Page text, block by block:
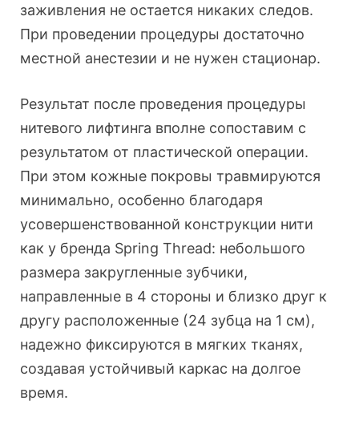
заживления не остается никаких следов.
При проведении процедуры достаточно
местной анестезии и не нужен стационар.
Результат после проведения процедуры
нитевого лифтинга вполне сопоставим с
результатом от пластической операции.
При этом кожные покровы травмируются
минимально, особенно благодаря
усовершенствованной конструкции нити
как у бренда Spring Thread: небольшого
размера закругленные зубчики,
направленные в 4 стороны и близко друг к
другу расположенные (24 зубца на 1 см),
надежно фиксируются в мягких тканях,
создавая устойчивый каркас на долгое
время.